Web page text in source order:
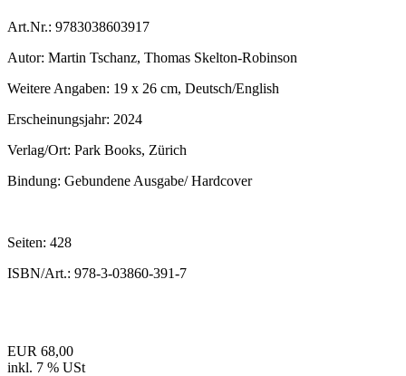
Art.Nr.: 9783038603917
Autor: Martin Tschanz, Thomas Skelton-Robinson
Weitere Angaben: 19 x 26 cm, Deutsch/English
Erscheinungsjahr: 2024
Verlag/Ort: Park Books, Zürich
Bindung: Gebundene Ausgabe/ Hardcover
Seiten: 428
ISBN/Art.: 978-3-03860-391-7
EUR 68,00
inkl. 7 % USt